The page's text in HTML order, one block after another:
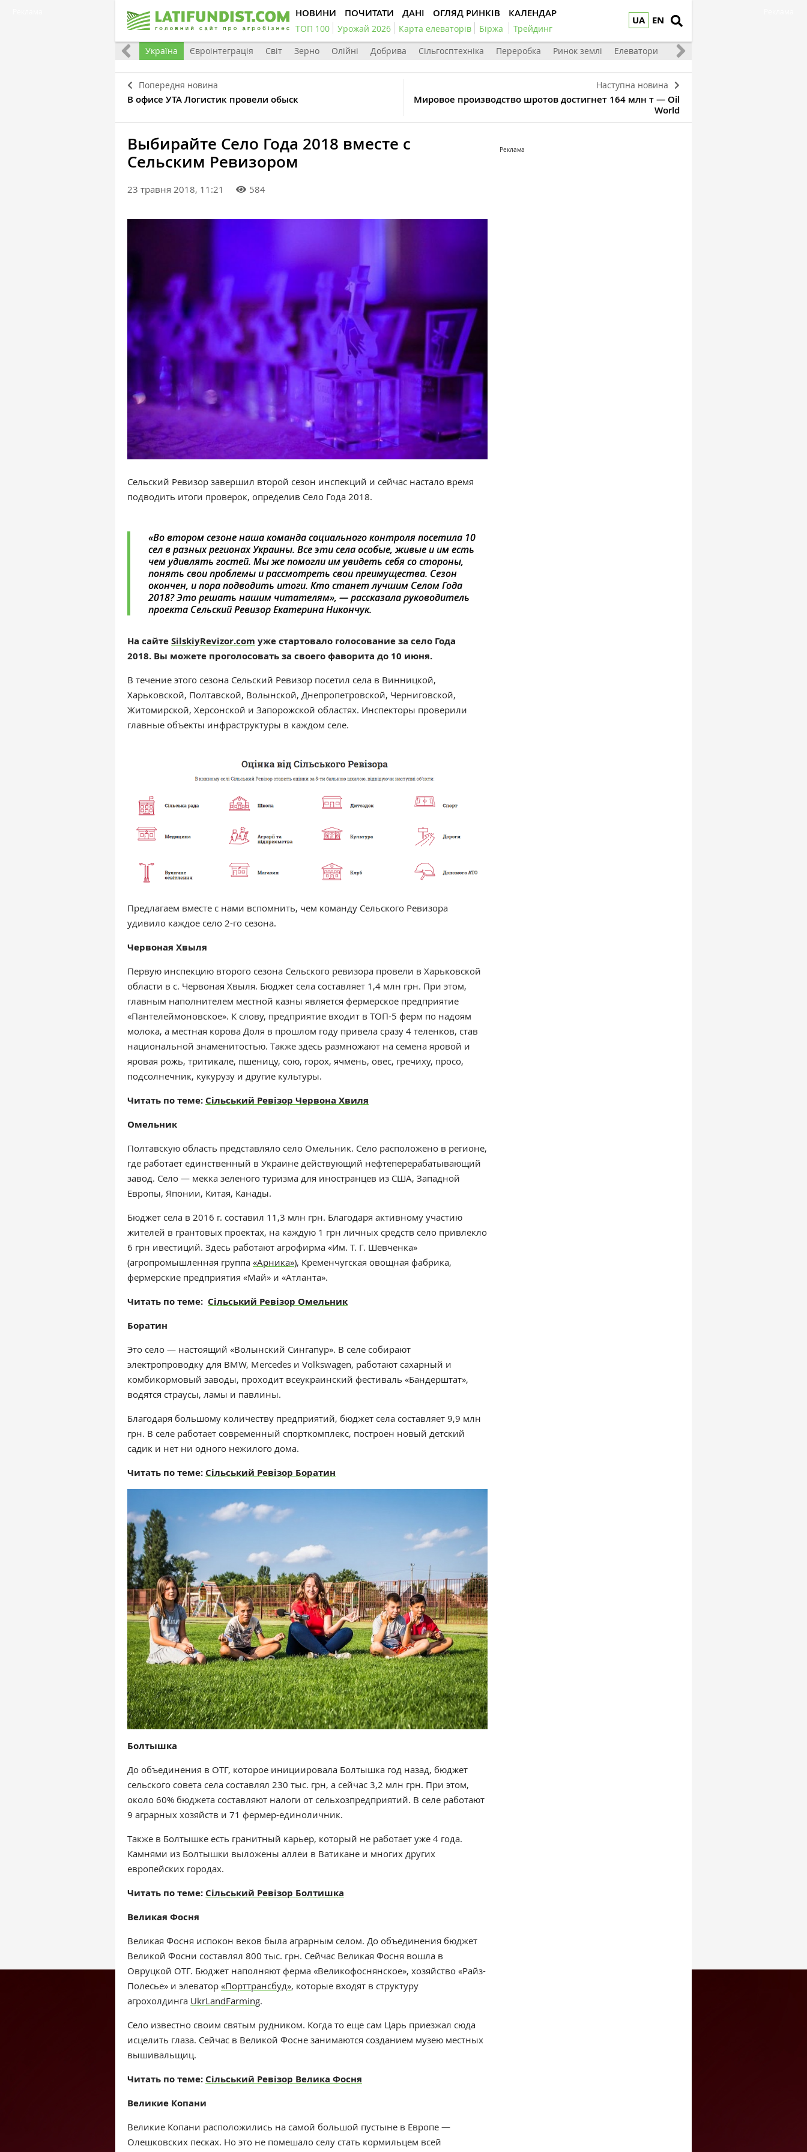
UA EN
НОВИНИ ПОЧИТАТИ ДАНІ ОГЛЯД РИНКІВ КАЛЕНДАР
ТОП 100 Урожай 2026 Карта елеваторів Біржа Трейдинг
Все Україна Євроінтеграція Світ Зерно Олійні Добрива Сільгосптехніка Переробка Ринок землі Елеватори Тваринництво
Попередня новина
В офисе УТА Логистик провели обыск
Наступна новина
Мировое производство шротов достигнет 164 млн т — Oil
World
Выбирайте Село Года 2018 вместе с
Сельским Ревизором
23 травня 2018, 11:21 584
Сельский Ревизор завершил второй сезон инспекций и сейчас настало время
подводить итоги проверок, определив Село Года 2018.
«Во втором сезоне наша команда социального контроля посетила 10
сел в разных регионах Украины. Все эти села особые, живые и им есть
чем удивлять гостей. Мы же помогли им увидеть себя со стороны,
понять свои проблемы и рассмотреть свои преимущества. Сезон
окончен, и пора подводить итоги. Кто станет лучшим Селом Года
2018? Это решать нашим читателям», — рассказала руководитель
проекта Сельский Ревизор Екатерина Никончук.
На сайтеSilskiyRevizor.com уже стартовало голосование за село Года
2018. Вы можете проголосовать за своего фаворита до 10 июня.
В течение этого сезона Сельский Ревизор посетил села в Винницкой,
Харьковской, Полтавской, Волынской, Днепропетровской, Черниговской,
Житомирской, Херсонской и Запорожской областях. Инспекторы проверили
главные объекты инфраструктуры в каждом селе.
Предлагаем вместе с нами вспомнить, чем команду Сельского Ревизора
удивило каждое село 2-го сезона.
Червоная Хвыля
Первую инспекцию второго сезона Сельского ревизора провели в Харьковской
области в с. Червоная Хвыля. Бюджет села составляет 1,4 млн грн. При этом,
главным наполнителем местной казны является фермерское предприятие
«Пантелеймоновское». К слову, предприятие входит в ТОП-5 ферм по надоям
молока, а местная корова Доля в прошлом году привела сразу 4 теленков, став
национальной знаменитостью. Также здесь размножают на семена яровой и
яровая рожь, тритикале, пшеницу, сою, горох, ячмень, овес, гречиху, просо,
подсолнечник, кукурузу и другие культуры.
Читать по теме: Сільський Ревізор Червона Хвиля
Омельник
Полтавскую область представляло село Омельник. Село расположено в регионе,
где работает единственный в Украине действующий нефтеперерабатывающий
завод. Село — мекка зеленого туризма для иностранцев из США, Западной
Европы, Японии, Китая, Канады.
Бюджет села в 2016 г. составил 11,3 млн грн. Благодаря активному участию
жителей в грантовых проектах, на каждую 1 грн личных средств село привлекло
6 грн ивестиций. Здесь работают агрофирма «Им. Т. Г. Шевченка»
(агропромышленная группа «Арника»), Кременчугская овощная фабрика,
фермерские предприятия «Май» и «Атланта».
Читать по теме: Сільський Ревізор Омельник
Боратин
Это село — настоящий «Волынский Сингапур». В селе собирают
электропроводку для BMW, Mercedes и Volkswagen, работают сахарный и
комбикормовый заводы, проходит всеукраинский фестиваль «Бандерштат»,
водятся страусы, ламы и павлины.
Благодаря большому количеству предприятий, бюджет села составляет 9,9 млн
грн. В селе работает современный спорткомплекс, построен новый детский
садик и нет ни одного нежилого дома.
Читать по теме: Сільський Ревізор Боратин
Болтышка
До объединения в ОТГ, которое инициировала Болтышка год назад, бюджет
сельского совета села составлял 230 тыс. грн, а сейчас 3,2 млн грн. При этом,
около 60% бюджета составляют налоги от сельхозпредприятий. В селе работают
9 аграрных хозяйств и 71 фермер-единоличник.
Также в Болтышке есть гранитный карьер, который не работает уже 4 года.
Камнями из Болтышки выложены аллеи в Ватикане и многих других
европейских городах.
Читать по теме: Сільський Ревізор Болтишка
Великая Фосня
Великая Фосня испокон веков была аграрным селом. До объединения бюджет
Великой Фосни составлял 800 тыс. грн. Сейчас Великая Фосня вошла в
Овруцкой ОТГ. Бюджет наполняют ферма «Великофоснянское», хозяйство «Райз-
Полесье» и элеватор «Порттрансбуд», которые входят в структуру
агрохолдинга UkrLandFarming.
Село известно своим святым рудником. Когда то еще сам Царь приезжал сюда
исцелить глаза. Сейчас в Великой Фосне занимаются созданием музею местных
вышивальщиц.
Читать по теме: Сільський Ревізор Велика Фосня
Великие Копани
Великие Копани расположились на самой большой пустыне в Европе —
Олешковских песках. Но это не помешало селу стать кормильцем всей
Реклама